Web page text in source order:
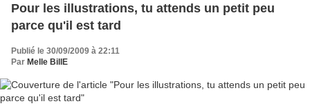
Pour les illustrations, tu attends un petit peu
parce qu'il est tard
Publié le 30/09/2009 à 22:11
Par Melle BillE